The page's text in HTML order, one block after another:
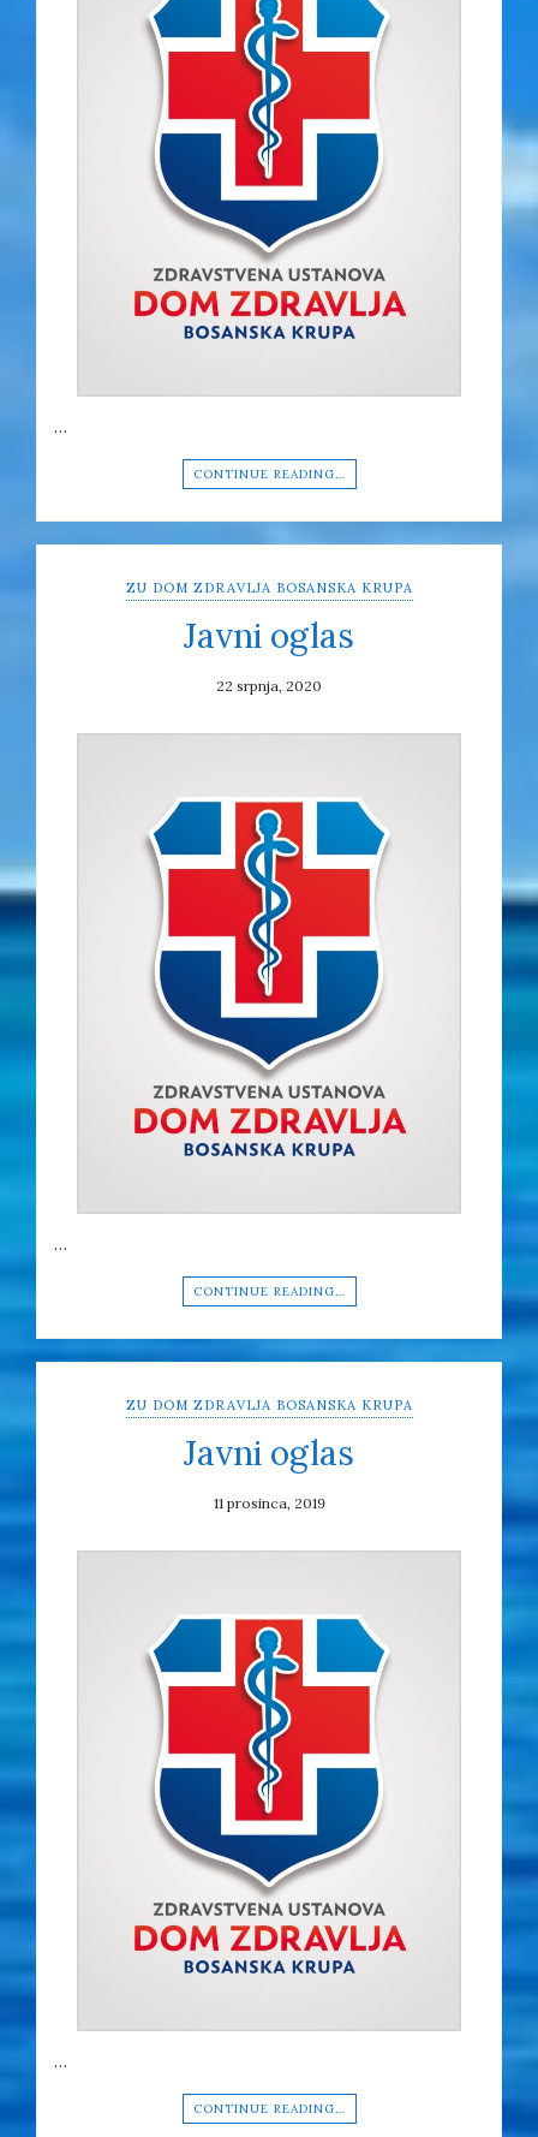
…
CONTINUE READING…
ZU DOM ZDRAVLJA BOSANSKA KRUPA
Javni oglas
22 srpnja, 2020
…
CONTINUE READING…
ZU DOM ZDRAVLJA BOSANSKA KRUPA
Javni oglas
11 prosinca, 2019
…
CONTINUE READING…